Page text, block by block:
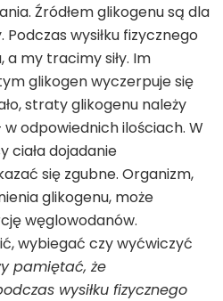
Źródłem glikogenu są dla
wysiłku fizycznego
a my tracimy siły. Im
glikogen wyczerpuje się
straty glikogenu należy
w odpowiednich ilościach. W
ciała dojadanie
się zgubne. Organizm,
glikogenu, może
węglowodanów.
wybiegać czy wyćwiczyć
pamiętać, że
wysiłku fizycznego